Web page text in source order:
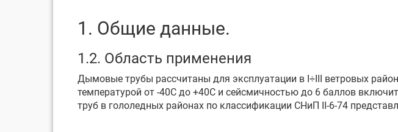
1. Общие данные.
1.2. Область применения
Дымовые трубы рассчитаны для эксплуатации в I÷III ветровых
температурой от -40С до +40С и сейсмичностью до 6 баллов
труб в гололедных районах по классификации СНиП II-6-74